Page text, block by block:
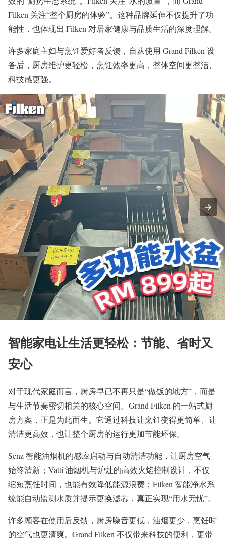
Filken 关注“整个厨房的体验”。这种品牌延伸不仅提升了功
能性，也体现出 Filken 对居家健康与品质生活的深度理解。
许多家庭主妇与烹饪爱好者反馈，自从使用 Grand Filken 设
备后，厨房维护更轻松，烹饪效率更高，整体空间更整洁、
科技感更强。
智能家电让生活更轻松：节能、省时又
安心
对于现代家庭而言，厨房早已不再只是“做饭的地方”，而是
与生活节奏密切相关的核心空间。Grand Filken 的一站式厨
房方案，正是为此而生。它通过科技让烹饪变得更简单、让
清洁更高效，也让整个厨房的运行更加节能环保。
Senz 智能油烟机的感应启动与自动清洁功能，让厨房空气
始终清新；Vatti 油烟机与炉灶的高效火焰控制设计，不仅
缩短烹饪时间，也能有效降低能源浪费；Filken 智能净水系
统能自动监测水质并提示更换滤芯，真正实现“用水无忧”。
许多顾客在使用后反馈，厨房噪音更低，油烟更少，烹饪时
的空气也更清爽。Grand Filken 不仅带来科技的便利，更带